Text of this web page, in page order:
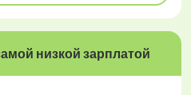
низкой зарплатой